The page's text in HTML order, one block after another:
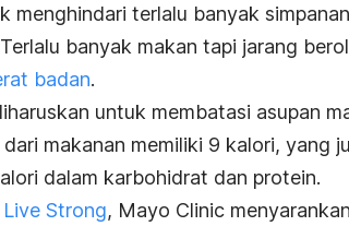
menghindari terlalu banyak
banyak makan tapi jarang
badan.
untuk membatasi asupan
makanan memiliki 9 kalori, yang
dalam karbohidrat dan protein.
Live Strong, Mayo Clinic